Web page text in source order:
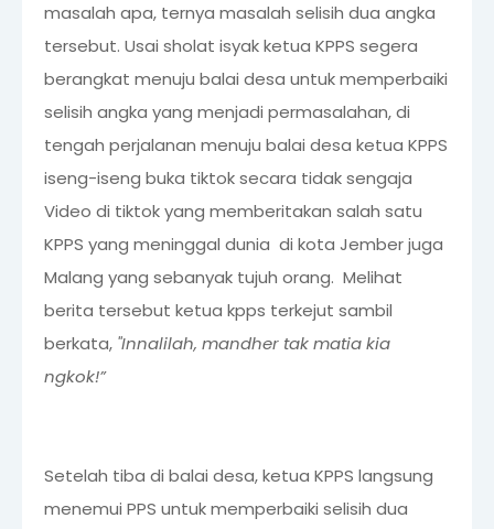
masalah apa, ternya masalah selisih dua angka
tersebut. Usai sholat isyak ketua KPPS segera
berangkat menuju balai desa untuk memperbaiki
selisih angka yang menjadi permasalahan, di
tengah perjalanan menuju balai desa ketua KPPS
iseng-iseng buka tiktok secara tidak sengaja
Video di tiktok yang memberitakan salah satu
KPPS yang meninggal dunia di kota Jember juga
Malang yang sebanyak tujuh orang. Melihat
berita tersebut ketua kpps terkejut sambil
berkata, "Innalilah, mandher tak matia kia
ngkok!”
Setelah tiba di balai desa, ketua KPPS langsung
menemui PPS untuk memperbaiki selisih dua